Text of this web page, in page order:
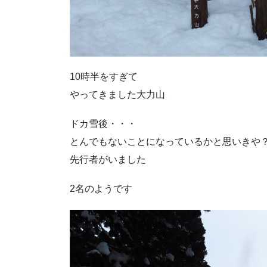
10時半をすぎて
やってきました大力山
ドカ雪後・・・
とんでもないことになっているかと思いきや
先行者がいました
2名のようです